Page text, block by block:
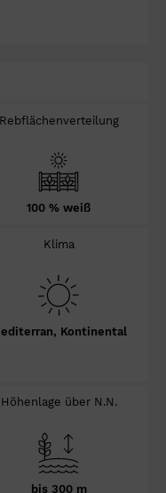
Rebflächenverteilung
100 % weiß
Klima
Kontinental
Höhenlage über N.N.
bis 300 m